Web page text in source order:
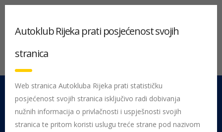
051 212 442 Centrala
Pon - Pet 08:00 - 16:00
Autoklub Rijeka prati posjećenost svojih
stranica
Web stranica Autokluba Rijeka prati statističku
posjećenost svojih stranica isključivo radi dobivanja
nužnih informacija o privlačnosti i uspješnosti svojih
stranica te pritom koristi uslugu treće strane pod nazivom